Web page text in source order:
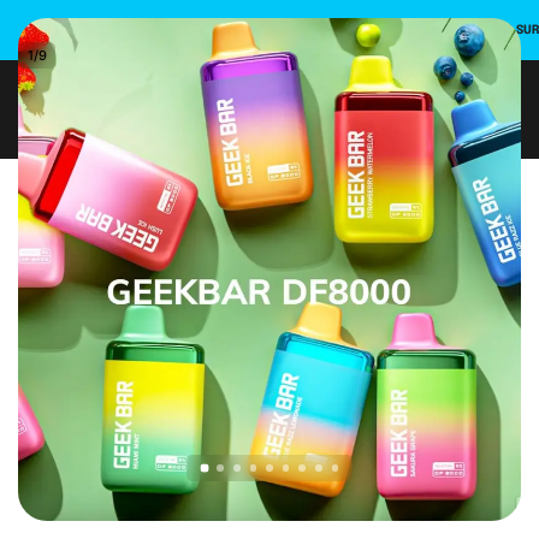
INSCRIVEZ-VOUS ET UTILISEZ LE CODE PROMO POUR UNE REMISE DE 10 %
1/9